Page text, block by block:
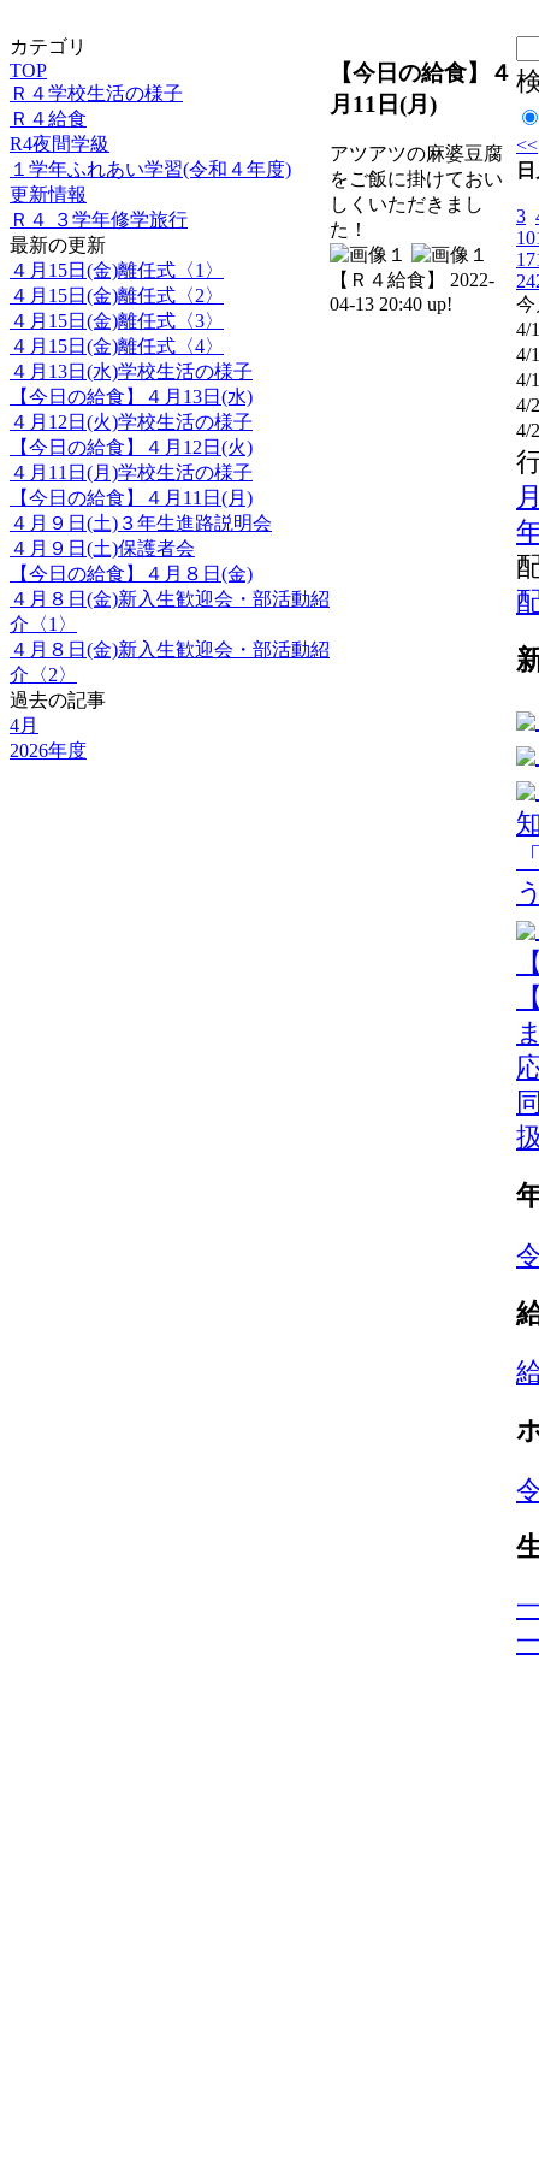
カテゴリ
TOP
Ｒ４学校生活の様子
Ｒ４給食
R4夜間学級
１学年ふれあい学習(令和４年度)
更新情報
Ｒ４ ３学年修学旅行
最新の更新
４月15日(金)離任式〈1〉
４月15日(金)離任式〈2〉
４月15日(金)離任式〈3〉
４月15日(金)離任式〈4〉
４月13日(水)学校生活の様子
【今日の給食】４月13日(水)
４月12日(火)学校生活の様子
【今日の給食】４月12日(火)
４月11日(月)学校生活の様子
【今日の給食】４月11日(月)
４月９日(土)３年生進路説明会
４月９日(土)保護者会
【今日の給食】４月８日(金)
４月８日(金)新入生歓迎会・部活動紹
介〈1〉
４月８日(金)新入生歓迎会・部活動紹
介〈2〉
過去の記事
4月
2026年度
【今日の給食】４
月11日(月)
アツアツの麻婆豆腐
をご飯に掛けておい
しくいただきまし
た！
【Ｒ４給食】 2022-
04-13 20:40 up!
<<
日
3
10
17
24
今
4/
4/
4/
4/
4/